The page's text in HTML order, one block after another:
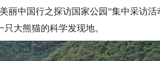
丽中国行之探访国家公园”集中采访
只大熊猫的科学发现地。